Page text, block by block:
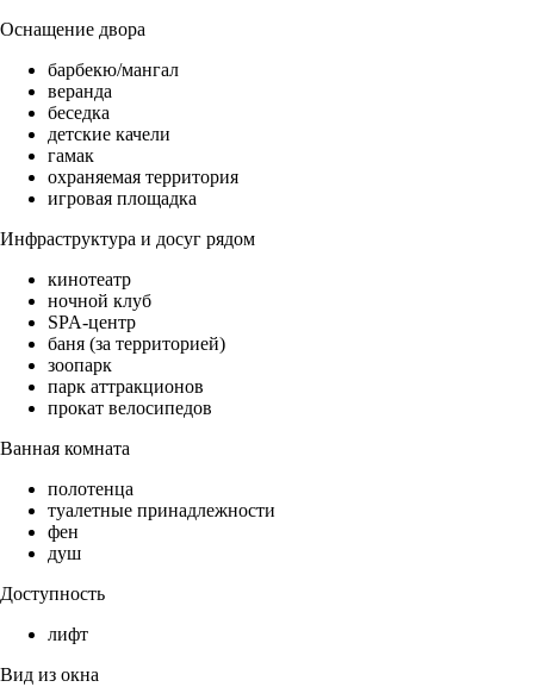
Оснащение двора
барбекю/мангал
веранда
беседка
детские качели
гамак
охраняемая территория
игровая площадка
Инфраструктура и досуг рядом
кинотеатр
ночной клуб
SPA-центр
баня (за территорией)
зоопарк
парк аттракционов
прокат велосипедов
Ванная комната
полотенца
туалетные принадлежности
фен
душ
Доступность
лифт
Вид из окна